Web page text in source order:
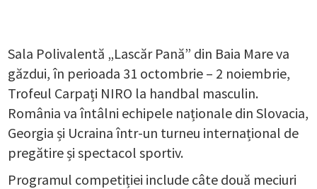
Sala Polivalentă „Lascăr Pană” din Baia Mare va
găzdui, în perioada 31 octombrie – 2 noiembrie,
Trofeul Carpați NIRO la handbal masculin.
România va întâlni echipele naționale din Slovacia,
Georgia și Ucraina într-un turneu internațional de
pregătire și spectacol sportiv.
Programul competiției include câte două meciuri